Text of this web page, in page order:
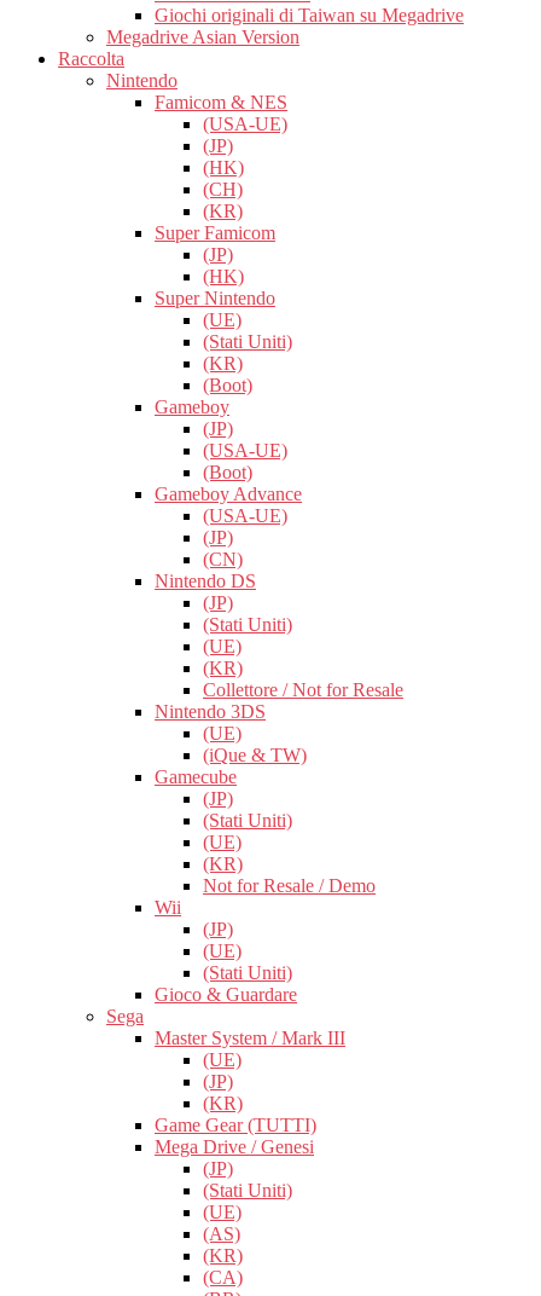
Giochi originali di Taiwan su Megadrive
Megadrive Asian Version
Raccolta
Nintendo
Famicom & NES
(USA-UE)
(JP)
(HK)
(CH)
(KR)
Super Famicom
(JP)
(HK)
Super Nintendo
(UE)
(Stati Uniti)
(KR)
(Boot)
Gameboy
(JP)
(USA-UE)
(Boot)
Gameboy Advance
(USA-UE)
(JP)
(CN)
Nintendo DS
(JP)
(Stati Uniti)
(UE)
(KR)
Collettore / Not for Resale
Nintendo 3DS
(UE)
(iQue & TW)
Gamecube
(JP)
(Stati Uniti)
(UE)
(KR)
Not for Resale / Demo
Wii
(JP)
(UE)
(Stati Uniti)
Gioco & Guardare
Sega
Master System / Mark III
(UE)
(JP)
(KR)
Game Gear (TUTTI)
Mega Drive / Genesi
(JP)
(Stati Uniti)
(UE)
(AS)
(KR)
(CA)